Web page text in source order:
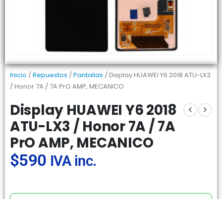
Inicio /Repuestos /Pantallas / Display HUAWEI Y6 2018 ATU-LX3
/ Honor 7A / 7A PrO AMP, MECANICO
Display HUAWEI Y6 2018
ATU-LX3 / Honor 7A / 7A
PrO AMP, MECANICO
$590 IVA inc.